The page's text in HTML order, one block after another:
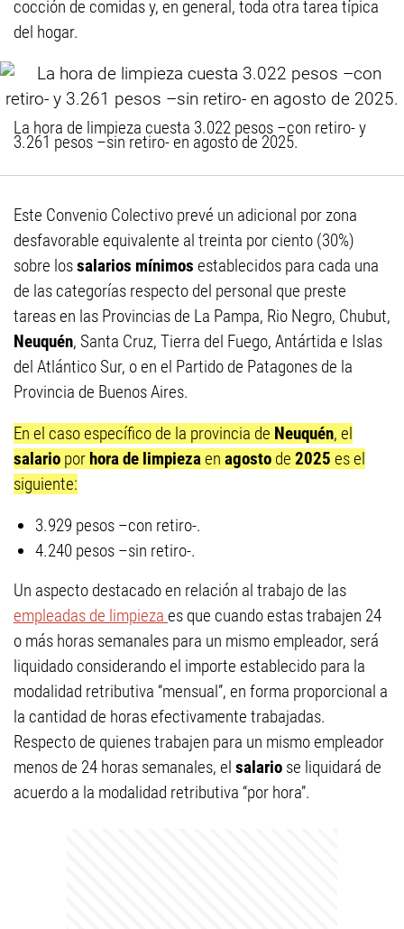
cocción de comidas y, en general, toda otra tarea típica
del hogar.
La hora de limpieza cuesta 3.022 pesos –con retiro- y
3.261 pesos –sin retiro- en agosto de 2025.
Este Convenio Colectivo prevé un adicional por zona
desfavorable equivalente al treinta por ciento (30%)
sobre lossalarios mínimos establecidos para cada una
de las categorías respecto del personal que preste
tareas en las Provincias de La Pampa, Rio Negro, Chubut,
Neuquén, Santa Cruz, Tierra del Fuego, Antártida e Islas
del Atlántico Sur, o en el Partido de Patagones de la
Provincia de Buenos Aires.
En el caso específico de la provincia de Neuquén, el
salario porhora de limpiezaen agosto de 2025 es el
siguiente:
3.929 pesos –con retiro-.
4.240 pesos –sin retiro-.
Un aspecto destacado en relación al trabajo de las
empleadas de limpieza es que cuando estas trabajen 24
o más horas semanales para un mismo empleador, será
liquidado considerando el importe establecido para la
modalidad retributiva “mensual”, en forma proporcional a
la cantidad de horas efectivamente trabajadas.
Respecto de quienes trabajen para un mismo empleador
menos de 24 horas semanales, el salario se liquidará de
acuerdo a la modalidad retributiva “por hora”.